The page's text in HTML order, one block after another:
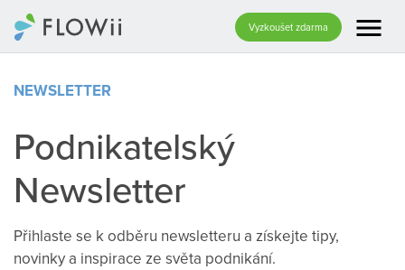
Vyzkoušet zdarma menu
NEWSLETTER
Podnikatelský
Newsletter
Přihlaste se k odběru newsletteru a získejte tipy,
novinky a inspirace ze světa podnikání.